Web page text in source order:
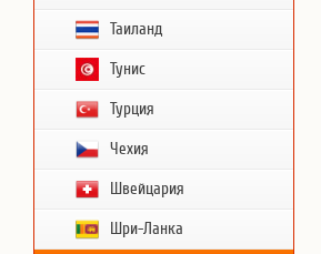
Таиланд
Тунис
Турция
Чехия
Швейцария
Шри-Ланка